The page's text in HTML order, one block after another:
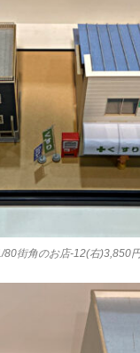
街角のお店-12(右)3,850円